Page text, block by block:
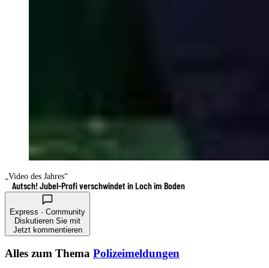
„Video des Jahres“
Autsch! Jubel-Profi verschwindet in Loch im Boden
Express · Community
Diskutieren Sie mit
Jetzt kommentieren
Alles zum Thema Polizeimeldungen